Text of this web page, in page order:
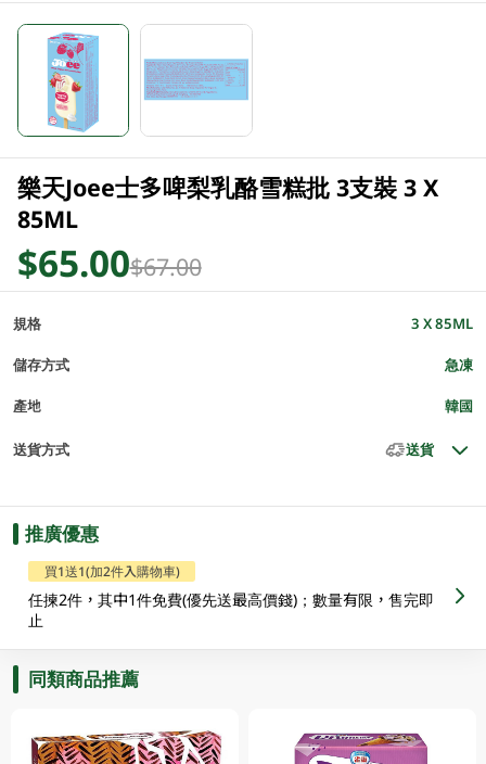
樂天Joee士多啤梨乳酪雪糕批 3支裝 3 X
85ML
$65.00$67.00
規格 3 X 85ML
儲存方式 急凍
產地 韓國
送貨方式 送貨
推廣優惠
買1送1(加2件入購物車)
任揀2件，其中1件免費(優先送最高價錢)；數量有限，售完即
止
同類商品推薦